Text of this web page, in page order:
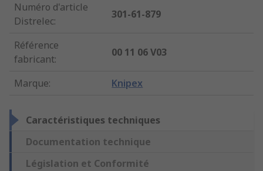
Numéro d'article
Distrelec:
301-61-879
Référence
fabricant:
00 11 06 V03
Marque: Knipex
Caractéristiques techniques
Documentation technique
Législation et Conformité